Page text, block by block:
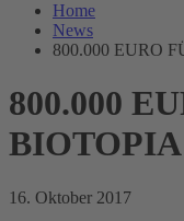
Home
News
800.000 EURO
800.000
16. Oktober 2017